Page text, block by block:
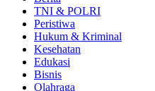
TNI & POLRI
Peristiwa
Hukum & Kriminal
Kesehatan
Edukasi
Bisnis
Olahraga